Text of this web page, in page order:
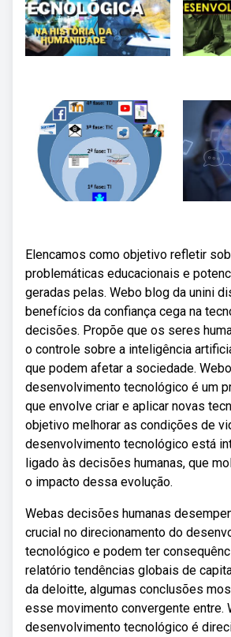
Elencamos como objetivo refletir
problemáticas educacionais e
geradas pelas. Webo blog da unini
benefícios da confiança cega na
decisões. Propõe que os seres
o controle sobre a inteligência
que podem afetar a sociedade. Webo
desenvolvimento tecnológico é um
que envolve criar e aplicar novas
objetivo melhorar as condições de
desenvolvimento tecnológico está
ligado às decisões humanas, que
o impacto dessa evolução.
Webas decisões humanas
crucial no direcionamento do
tecnológico e podem ter
relatório tendências globais de
da deloitte, algumas conclusões
esse movimento convergente entre.
desenvolvimento tecnológico é